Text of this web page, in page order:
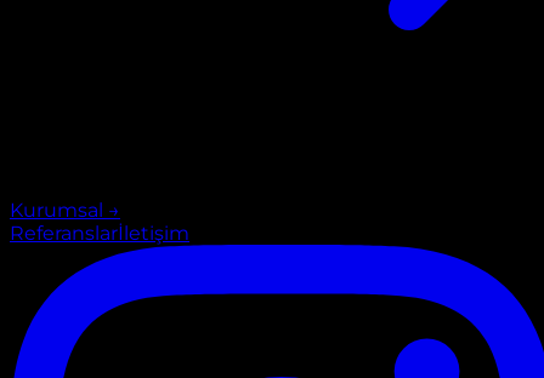
Kurumsal →
Referanslarİletişim